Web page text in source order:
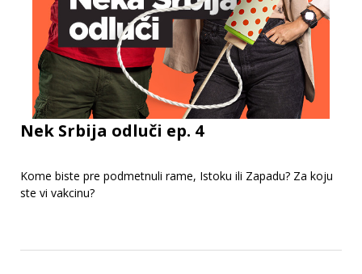
Nek Srbija odluči ep. 4
Kome biste pre podmetnuli rame, Istoku ili Zapadu? Za koju
ste vi vakcinu?